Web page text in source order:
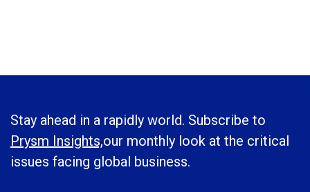
Stay ahead in a rapidly world. Subscribe to
Prysm Insights,our monthly look at the critical
issues facing global business.